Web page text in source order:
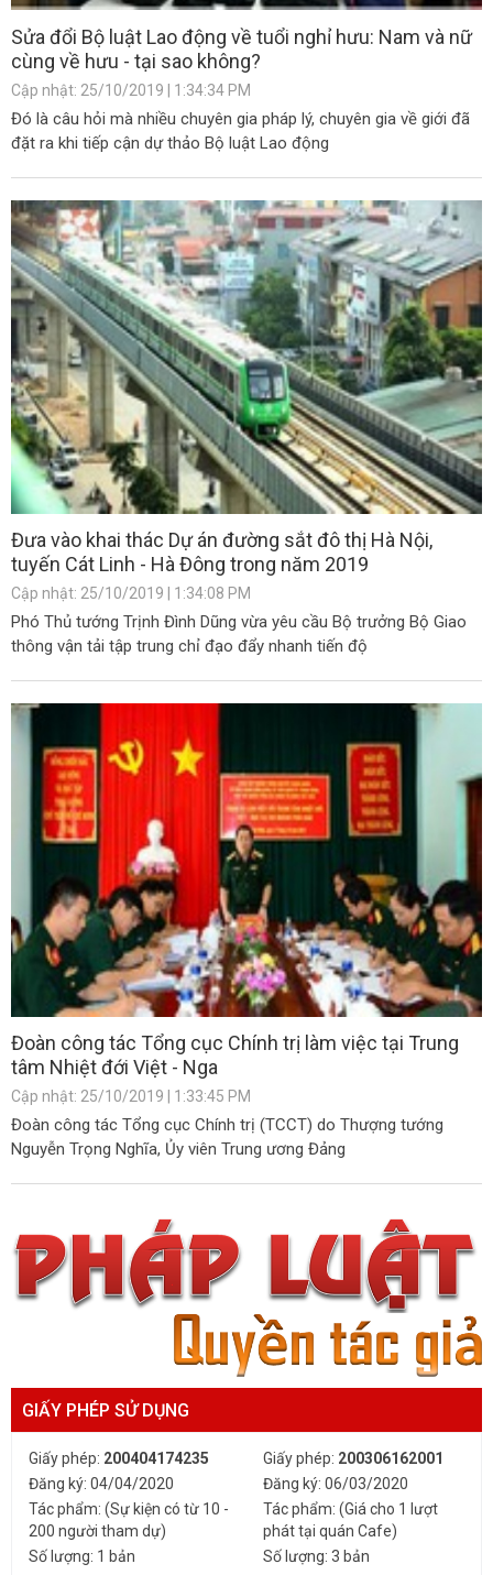
Sửa đổi Bộ luật Lao động về tuổi nghỉ hưu: Nam và nữ
cùng về hưu - tại sao không?
Cập nhật: 25/10/2019 | 1:34:34 PM
Đó là câu hỏi mà nhiều chuyên gia pháp lý, chuyên gia về giới đã
đặt ra khi tiếp cận dự thảo Bộ luật Lao động
Đưa vào khai thác Dự án đường sắt đô thị Hà Nội,
tuyến Cát Linh - Hà Đông trong năm 2019
Cập nhật: 25/10/2019 | 1:34:08 PM
Phó Thủ tướng Trịnh Đình Dũng vừa yêu cầu Bộ trưởng Bộ Giao
thông vận tải tập trung chỉ đạo đẩy nhanh tiến độ
Đoàn công tác Tổng cục Chính trị làm việc tại Trung
tâm Nhiệt đới Việt - Nga
Cập nhật: 25/10/2019 | 1:33:45 PM
Đoàn công tác Tổng cục Chính trị (TCCT) do Thượng tướng
Nguyễn Trọng Nghĩa, Ủy viên Trung ương Đảng
GIẤY PHÉP SỬ DỤNG
Giấy phép: 200404174235
Đăng ký: 04/04/2020
Tác phẩm: (Sự kiện có từ 10 -
200 người tham dự)
Số lượng: 1 bản
Giấy phép: 200306162001
Đăng ký: 06/03/2020
Tác phẩm: (Giá cho 1 lượt
phát tại quán Cafe)
Số lượng: 3 bản